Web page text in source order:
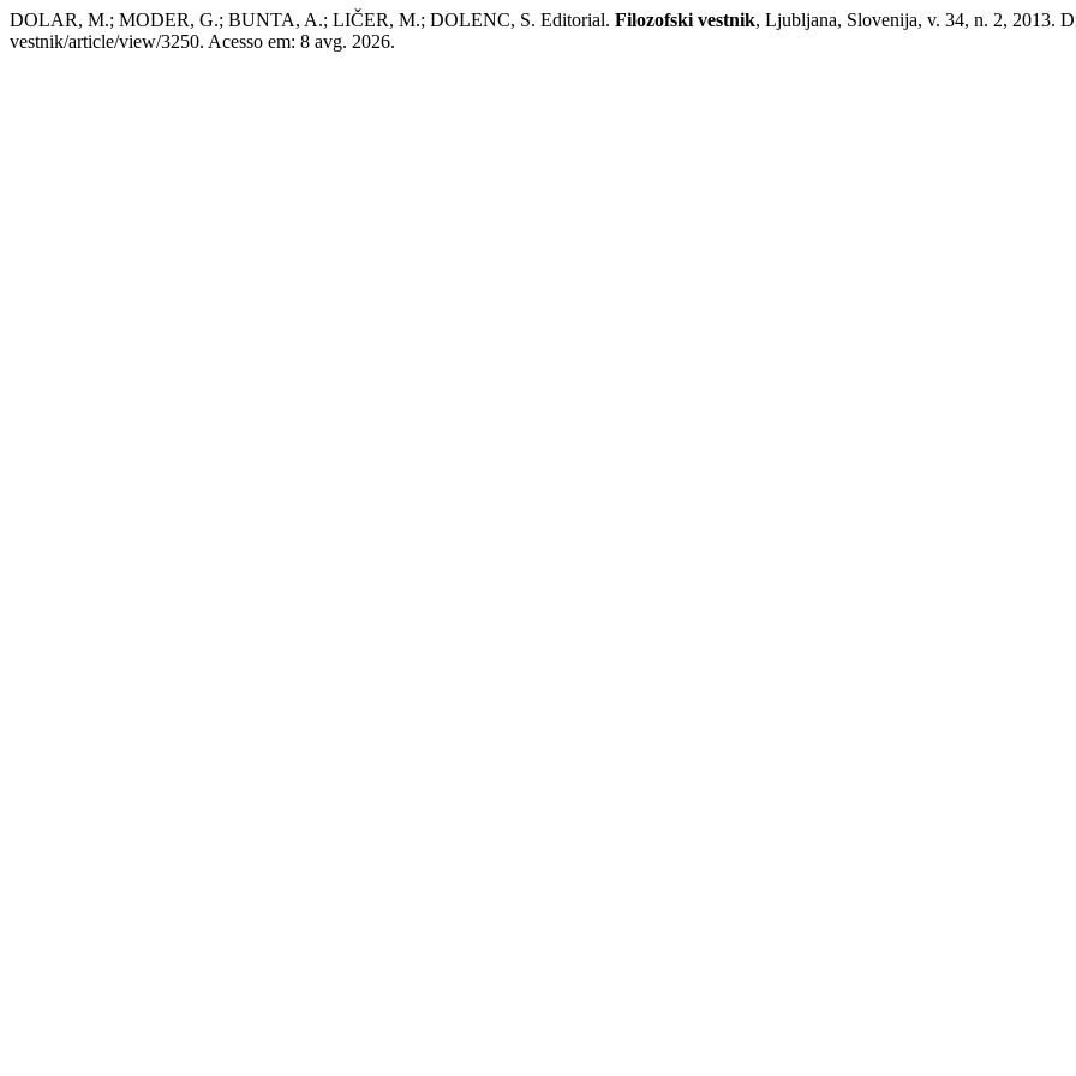
DOLAR, M.; MODER, G.; BUNTA, A.; LIČER, M.; DOLENC, S. Editorial. Filozofski vestnik, Ljubljana, Slovenija, v. 34, n. 2, 2013.
vestnik/article/view/3250. Acesso em: 8 avg. 2026.